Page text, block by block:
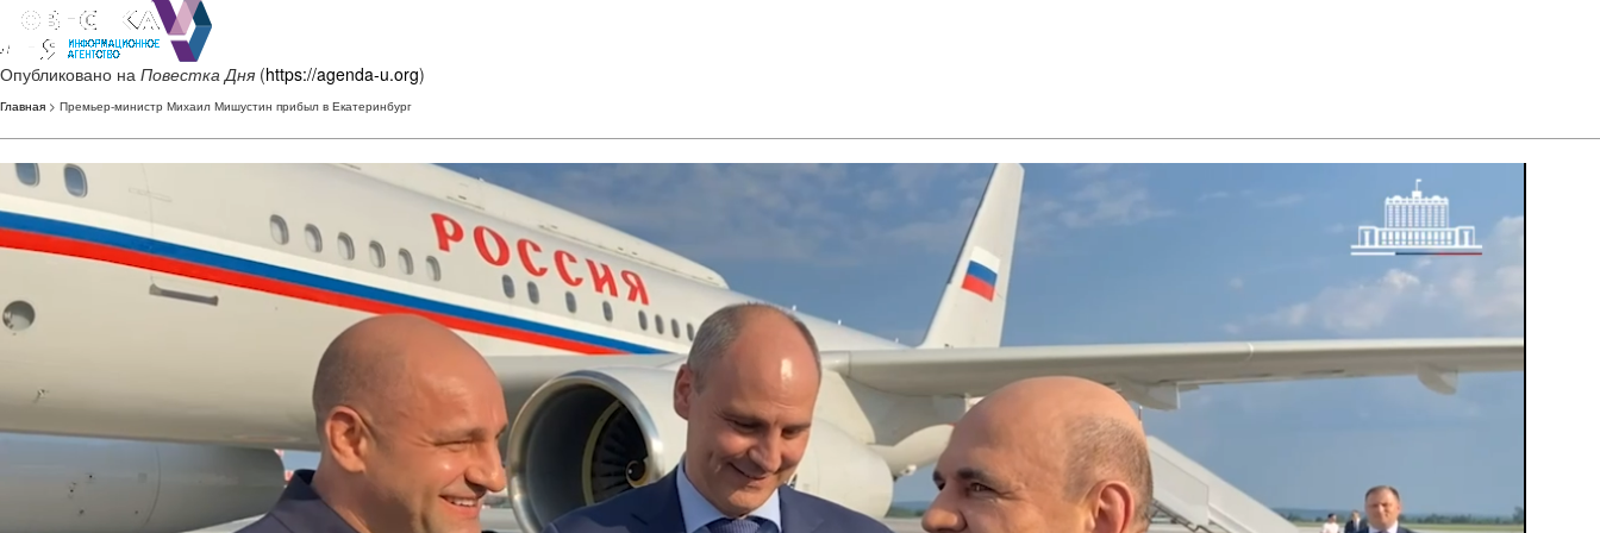
Опубликовано на Повестка Дня (https://agenda-u.org)
Главная > Премьер-министр Михаил Мишустин прибыл в Екатеринбург